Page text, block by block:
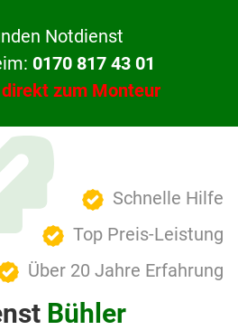
Notdienst
0170 817 43 01
zum Monteur
Schnelle Hilfe
Top Preis-Leistung
Über 20 Jahre Erfahrung
Bühler